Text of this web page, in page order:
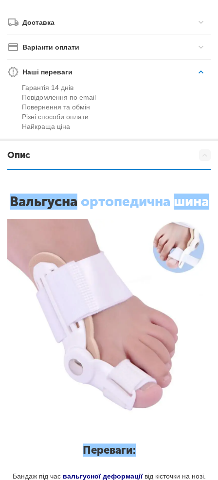
Доставка
Варіанти оплати
Наші переваги
Гарантія 14 днів
Повідомлення по email
Повернення та обмін
Різні способи оплати
Найкраща ціна
Опис
Вальгусна ортопедична шина
Переваги:
Бандаж під час вальгусної деформаціївід кісточки на нозі.